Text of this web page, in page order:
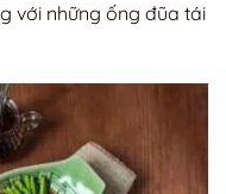
với những ống đũa tái